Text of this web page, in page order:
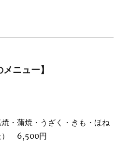
ニュー】
・蒲焼・うざく・きも・ほね
） 6,500円